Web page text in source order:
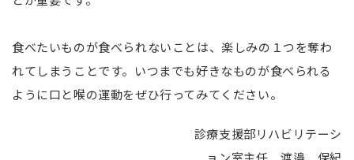
食べたいものが食べられないことは、楽しみの１つを奪わ
れてしまうことです。いつまでも好きなものが食べられる
ように口と喉の運動をぜひ行ってみてください。
診療支援部リハビリテーシ